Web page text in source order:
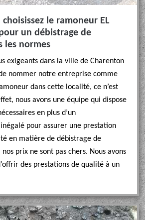
choisissez le ramoneur EL
un débistrage de
les normes
exigeants dans la ville de Charenton
nommer notre entreprise comme
dans cette localité, ce n’est
nous avons une équipe qui dispose
en plus d’un
pour assurer une prestation
en matière de débistrage de
prix ne sont pas chers. Nous avons
des prestations de qualité à un